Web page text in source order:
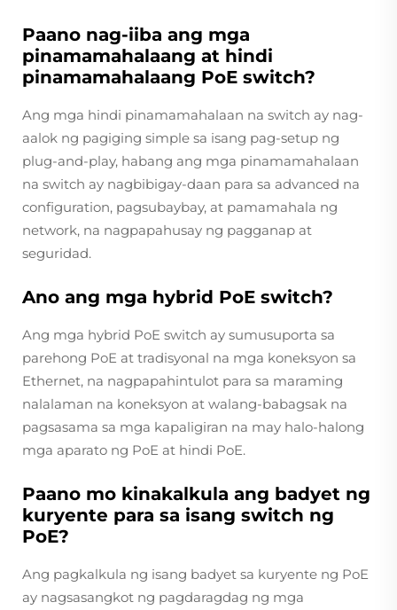
Paano nag-iiba ang mga
pinamamahalaang at hindi
pinamamahalaang PoE switch?
Ang mga hindi pinamamahalaan na switch ay nag-
aalok ng pagiging simple sa isang pag-setup ng
plug-and-play, habang ang mga pinamamahalaan
na switch ay nagbibigay-daan para sa advanced na
configuration, pagsubaybay, at pamamahala ng
network, na nagpapahusay ng pagganap at
seguridad.
Ano ang mga hybrid PoE switch?
Ang mga hybrid PoE switch ay sumusuporta sa
parehong PoE at tradisyonal na mga koneksyon sa
Ethernet, na nagpapahintulot para sa maraming
nalalaman na koneksyon at walang-babagsak na
pagsasama sa mga kapaligiran na may halo-halong
mga aparato ng PoE at hindi PoE.
Paano mo kinakalkula ang badyet ng
kuryente para sa isang switch ng
PoE?
Ang pagkalkula ng isang badyet sa kuryente ng PoE
ay nagsasangkot ng pagdaragdag ng mga